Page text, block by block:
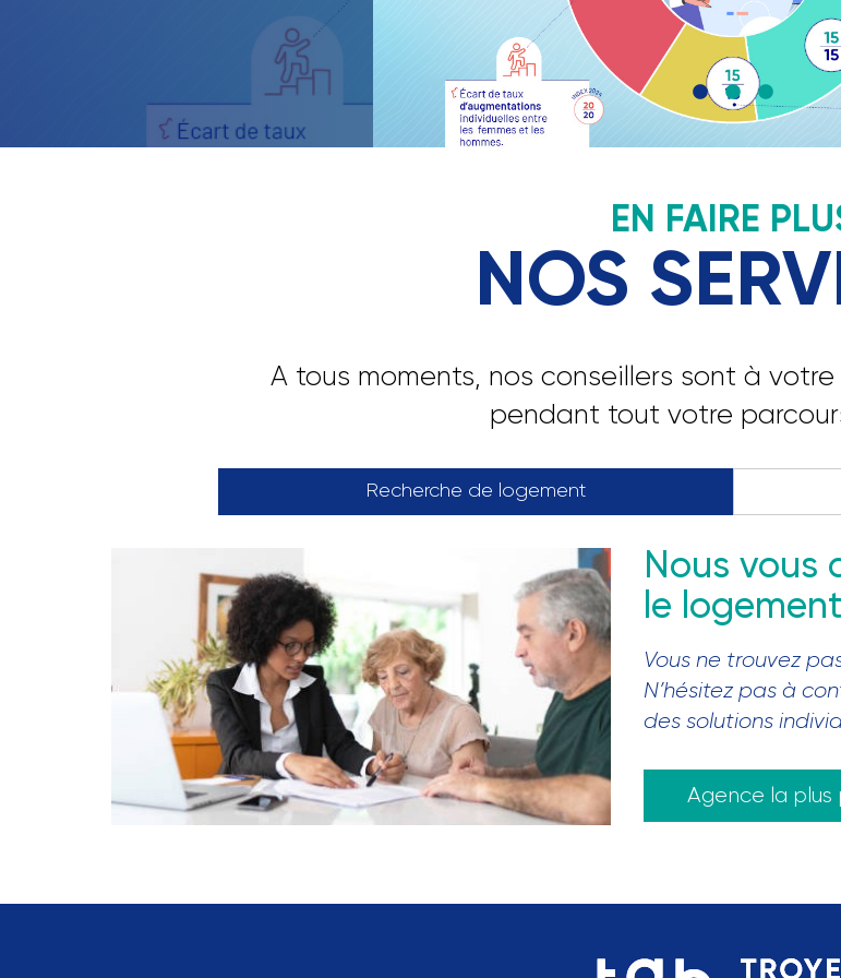
service au plus près des
retrace les principales réalisations
structurent notre
EN FAIRE
NOS
A tous moments, nos conseillers sont à
pendant tout votre
Recherche de logement
Nous vous
le
Vous ne trouvez
N’hésitez pas à
des solutions
Agence la plus